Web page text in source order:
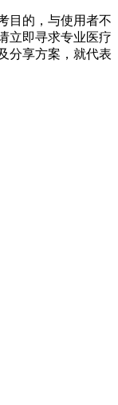
目的，与使用者不
立即寻求专业医疗
分享方案，就代表